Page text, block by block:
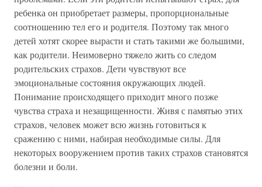
ребенка он приобретает размеры, пропорциональные
соотношению тел его и родителя. Поэтому так много
детей хотят скорее вырасти и стать такими же большими,
как родители. Неимоверно тяжело жить со следом
родительских страхов. Дети чувствуют все
эмоциональные состояния окружающих людей.
Понимание происходящего приходит много позже
чувства страха и незащищенности. Живя с памятью этих
страхов, человек может всю жизнь готовиться к
сражению с ними, набирая необходимые силы. Для
некоторых вооружением против таких страхов становятся
болезни и боли.